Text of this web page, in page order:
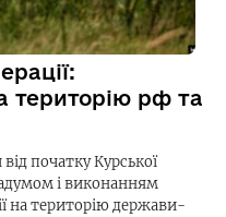
територію рф та
початку Курської
і виконанням
на територію держави-